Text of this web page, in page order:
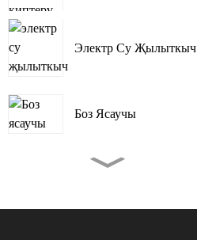
Электр Су Җылыткыч
Боз Ясаучы
Чатырлар Походлары